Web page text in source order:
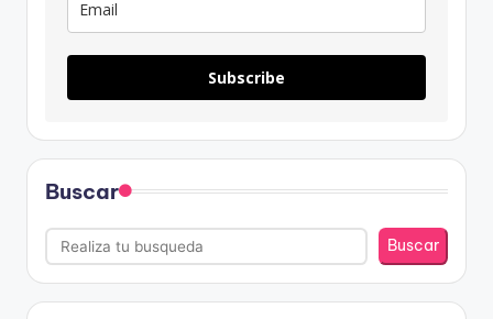
Subscribe
Buscar
Buscar